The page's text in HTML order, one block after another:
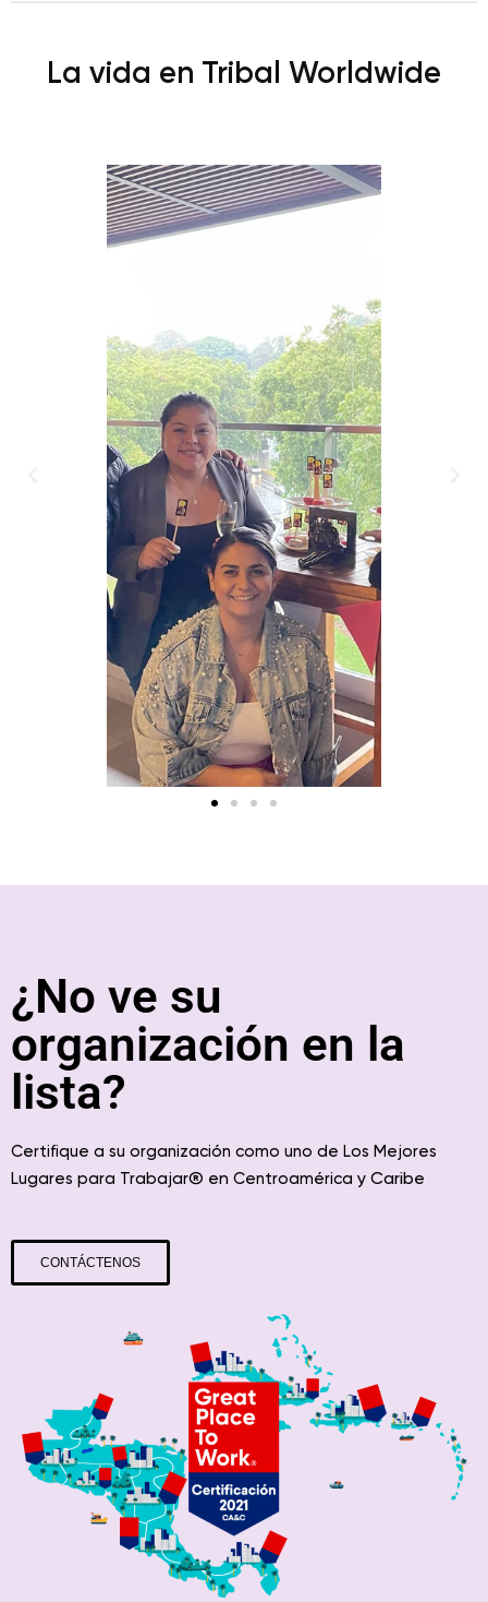
La vida en Tribal Worldwide
¿No ve su
organización en la
lista?
Certifique a su organización como uno de Los Mejores
Lugares para Trabajar® en Centroamérica y Caribe
CONTÁCTENOS